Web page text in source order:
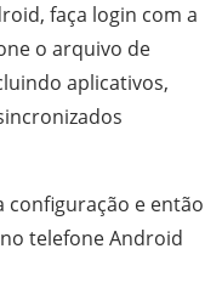
faça login com a
o arquivo de
aplicativos,
configuração e então
telefone Android